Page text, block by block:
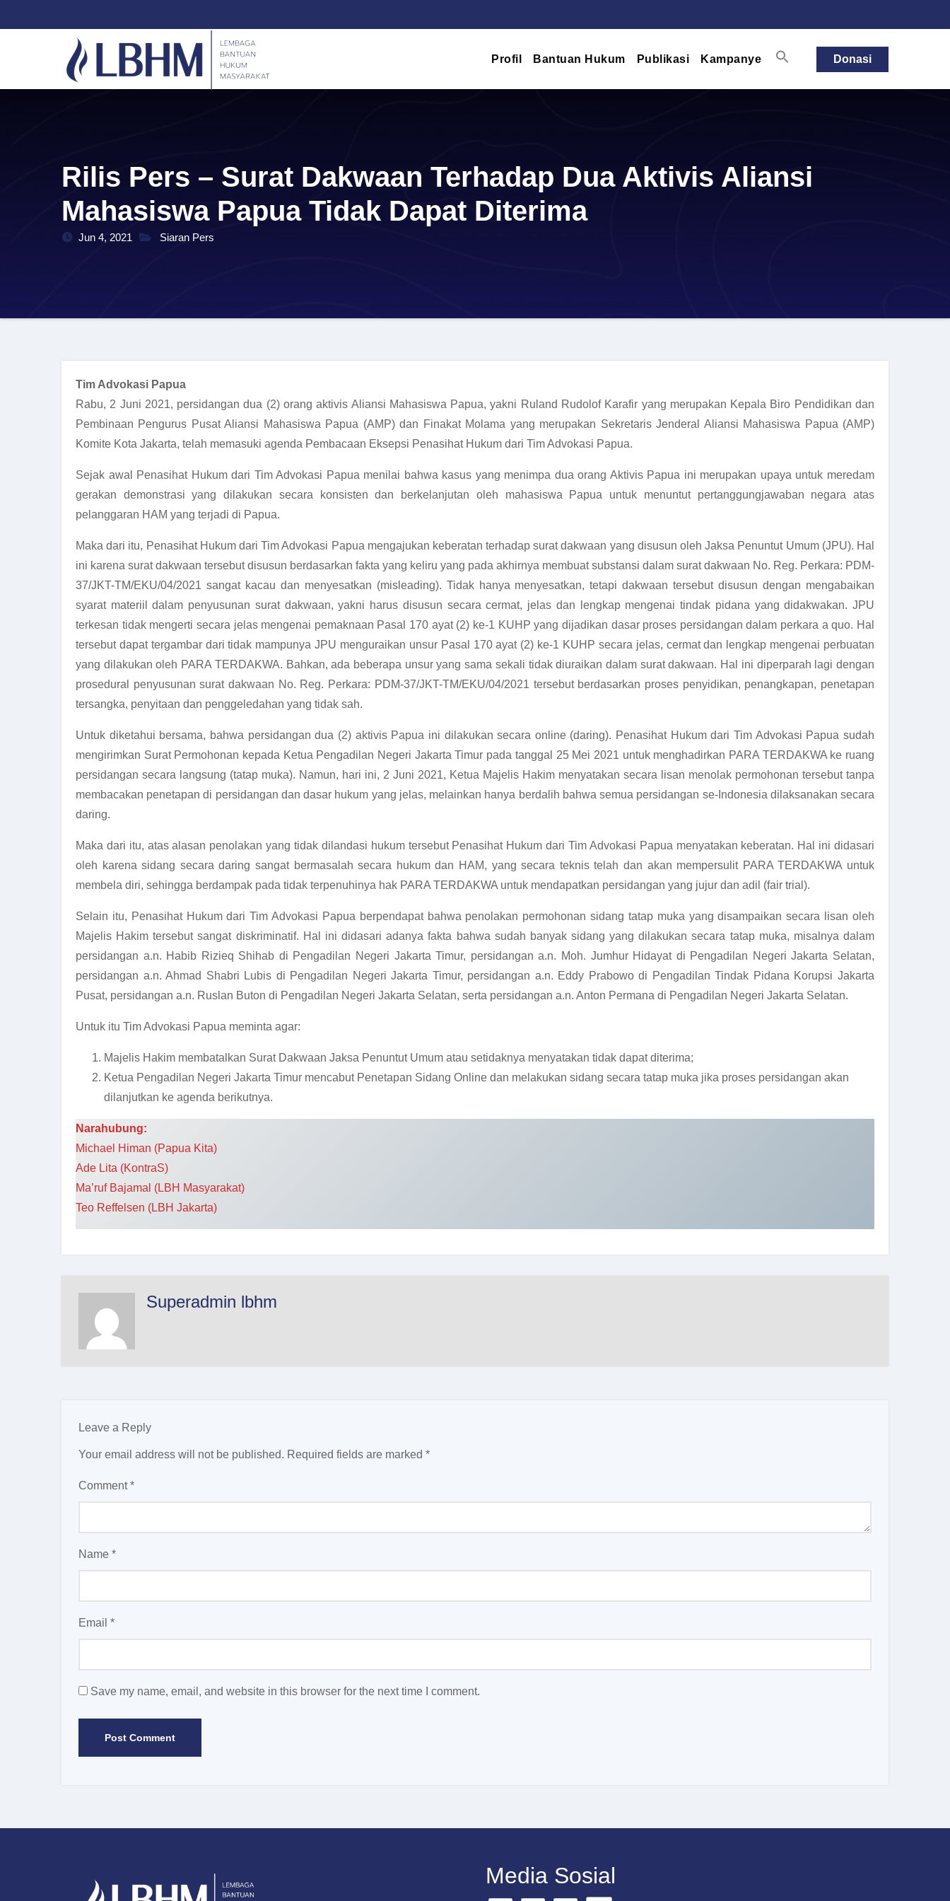
to
Profil
Bantuan Hukum Publikasi Kampanye Donasi
Rilis Pers – Surat Dakwaan Terhadap Dua Aktivis Aliansi
Mahasiswa Papua Tidak Dapat Diterima
Jun 4, 2021 Siaran Pers
Tim Advokasi Papua
Rabu, 2 Juni 2021, persidangan dua (2) orang aktivis Aliansi Mahasiswa Papua, yakni Ruland Rudolof Karafir yang merupakan Kepala Biro Pendidikan dan
Pembinaan Pengurus Pusat Aliansi Mahasiswa Papua (AMP) dan Finakat Molama yang merupakan Sekretaris Jenderal Aliansi Mahasiswa Papua (AMP)
Komite Kota Jakarta, telah memasuki agenda Pembacaan Eksepsi Penasihat Hukum dari Tim Advokasi Papua.
Sejak awal Penasihat Hukum dari Tim Advokasi Papua menilai bahwa kasus yang menimpa dua orang Aktivis Papua ini merupakan upaya untuk meredam
gerakan demonstrasi yang dilakukan secara konsisten dan berkelanjutan oleh mahasiswa Papua untuk menuntut pertanggungjawaban negara atas
pelanggaran HAM yang terjadi di Papua.
Maka dari itu, Penasihat Hukum dari Tim Advokasi Papua mengajukan keberatan terhadap surat dakwaan yang disusun oleh Jaksa Penuntut Umum (JPU). Hal
ini karena surat dakwaan tersebut disusun berdasarkan fakta yang keliru yang pada akhirnya membuat substansi dalam surat dakwaan No. Reg. Perkara: PDM-
37/JKT-TM/EKU/04/2021 sangat kacau dan menyesatkan (misleading). Tidak hanya menyesatkan, tetapi dakwaan tersebut disusun dengan mengabaikan
syarat materiil dalam penyusunan surat dakwaan, yakni harus disusun secara cermat, jelas dan lengkap mengenai tindak pidana yang didakwakan. JPU
terkesan tidak mengerti secara jelas mengenai pemaknaan Pasal 170 ayat (2) ke-1 KUHP yang dijadikan dasar proses persidangan dalam perkara a quo. Hal
tersebut dapat tergambar dari tidak mampunya JPU menguraikan unsur Pasal 170 ayat (2) ke-1 KUHP secara jelas, cermat dan lengkap mengenai perbuatan
yang dilakukan oleh PARA TERDAKWA. Bahkan, ada beberapa unsur yang sama sekali tidak diuraikan dalam surat dakwaan. Hal ini diperparah lagi dengan
prosedural penyusunan surat dakwaan No. Reg. Perkara: PDM-37/JKT-TM/EKU/04/2021 tersebut berdasarkan proses penyidikan, penangkapan, penetapan
tersangka, penyitaan dan penggeledahan yang tidak sah.
Untuk diketahui bersama, bahwa persidangan dua (2) aktivis Papua ini dilakukan secara online (daring). Penasihat Hukum dari Tim Advokasi Papua sudah
mengirimkan Surat Permohonan kepada Ketua Pengadilan Negeri Jakarta Timur pada tanggal 25 Mei 2021 untuk menghadirkan PARA TERDAKWA ke ruang
persidangan secara langsung (tatap muka). Namun, hari ini, 2 Juni 2021, Ketua Majelis Hakim menyatakan secara lisan menolak permohonan tersebut tanpa
membacakan penetapan di persidangan dan dasar hukum yang jelas, melainkan hanya berdalih bahwa semua persidangan se-Indonesia dilaksanakan secara
daring.
Maka dari itu, atas alasan penolakan yang tidak dilandasi hukum tersebut Penasihat Hukum dari Tim Advokasi Papua menyatakan keberatan. Hal ini didasari
oleh karena sidang secara daring sangat bermasalah secara hukum dan HAM, yang secara teknis telah dan akan mempersulit PARA TERDAKWA untuk
membela diri, sehingga berdampak pada tidak terpenuhinya hak PARA TERDAKWA untuk mendapatkan persidangan yang jujur dan adil (fair trial).
Selain itu, Penasihat Hukum dari Tim Advokasi Papua berpendapat bahwa penolakan permohonan sidang tatap muka yang disampaikan secara lisan oleh
Majelis Hakim tersebut sangat diskriminatif. Hal ini didasari adanya fakta bahwa sudah banyak sidang yang dilakukan secara tatap muka, misalnya dalam
persidangan a.n. Habib Rizieq Shihab di Pengadilan Negeri Jakarta Timur, persidangan a.n. Moh. Jumhur Hidayat di Pengadilan Negeri Jakarta Selatan,
persidangan a.n. Ahmad Shabri Lubis di Pengadilan Negeri Jakarta Timur, persidangan a.n. Eddy Prabowo di Pengadilan Tindak Pidana Korupsi Jakarta
Pusat, persidangan a.n. Ruslan Buton di Pengadilan Negeri Jakarta Selatan, serta persidangan a.n. Anton Permana di Pengadilan Negeri Jakarta Selatan.
Untuk itu Tim Advokasi Papua meminta agar:
Majelis Hakim membatalkan Surat Dakwaan Jaksa Penuntut Umum atau setidaknya menyatakan tidak dapat diterima;
Ketua Pengadilan Negeri Jakarta Timur mencabut Penetapan Sidang Online dan melakukan sidang secara tatap muka jika proses persidangan akan
dilanjutkan ke agenda berikutnya.
Narahubung:
Michael Himan (Papua Kita)
Ade Lita (KontraS)
Ma’ruf Bajamal (LBH Masyarakat)
Teo Reffelsen (LBH Jakarta)
Superadmin lbhm
Leave a Reply
Your email address will not be published. Required fields are marked *
Comment*
Name *
Email *
Save my name, email, and website in this browser for the next time I comment.
Media Sosial